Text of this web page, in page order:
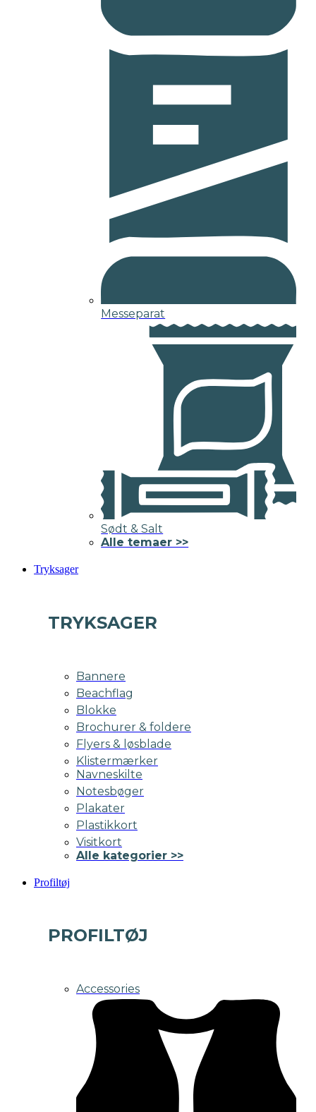
Messeparat
Sødt & Salt
Alle temaer >>
Tryksager
TRYKSAGER
Bannere
Beachflag
Blokke
Brochurer & foldere
Flyers & løsblade
Klistermærker
Navneskilte
Notesbøger
Plakater
Plastikkort
Visitkort
Alle kategorier >>
Profiltøj
PROFILTØJ
Accessories